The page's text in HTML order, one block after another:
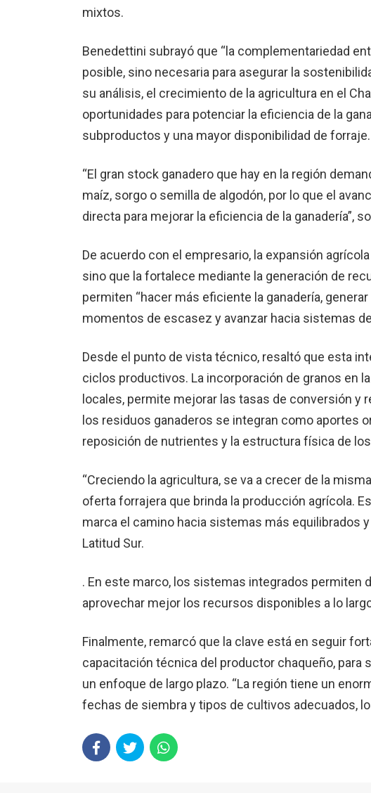
mixtos.
Benedettini subrayó que “la complementariedad
posible, sino necesaria para asegurar la
su análisis, el crecimiento de la agricultura en el
oportunidades para potenciar la eficiencia de la
subproductos y una mayor disponibilidad de forraje.
“El gran stock ganadero que hay en la región
maíz, sorgo o semilla de algodón, por lo que el
directa para mejorar la eficiencia de la ganadería”,
De acuerdo con el empresario, la expansión
sino que la fortalece mediante la generación de
permiten “hacer más eficiente la ganadería,
momentos de escasez y avanzar hacia sistemas
Desde el punto de vista técnico, resaltó que esta
ciclos productivos. La incorporación de granos en
locales, permite mejorar las tasas de conversión y
los residuos ganaderos se integran como aportes
reposición de nutrientes y la estructura física de
“Creciendo la agricultura, se va a crecer de la
oferta forrajera que brinda la producción agrícola.
marca el camino hacia sistemas más equilibrados
Latitud Sur.
. En este marco, los sistemas integrados permiten
aprovechar mejor los recursos disponibles a lo
Finalmente, remarcó que la clave está en seguir
capacitación técnica del productor chaqueño,
un enfoque de largo plazo. “La región tiene un
fechas de siembra y tipos de cultivos adecuados,